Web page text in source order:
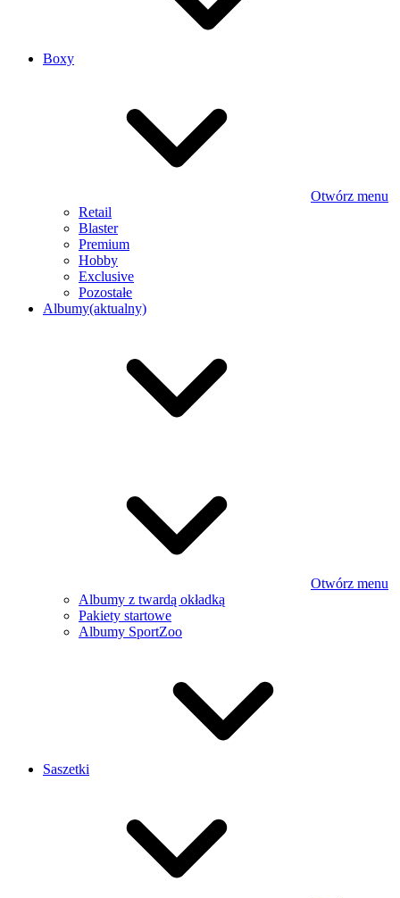
Boxy
Otwórz menu
Retail
Blaster
Premium
Hobby
Exclusive
Pozostałe
Albumy(aktualny)
Otwórz menu
Albumy z twardą okładką
Pakiety startowe
Albumy SportZoo
Saszetki